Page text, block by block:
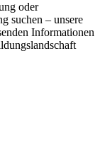
oder
suchen – unsere
Informationen